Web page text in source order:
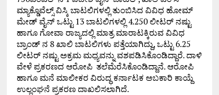
ಮ್ಯಾಕ್ಡೊವೆಲ್ಸ್ ವಿಸ್ಕಿ ಬಾಟಲಿಗಳಲ್ಲಿ ತುಂಬಿಸಿದ ವಿವಿಧ ಹೋಮ್
ಮೇಡ್ ವೈನ್ ಒಟ್ಟು 13 ಬಾಟಲಿಗಳಲ್ಲಿ 4.250 ಲೀಟರ್ ನಷ್ಟು
ಹಾಗೂ ಗೋವಾ ರಾಜ್ಯದಲ್ಲಿ ಮಾತ್ರ ಮಾರಾಟಕ್ಕಿರುವ ವಿವಿಧ
ಬ್ರಾಂಡ್ ನ 8 ಖಾಲಿ ಬಾಟಲಿಗಳು ಪತ್ತೆಯಾಗಿದ್ದು, ಒಟ್ಟು 6.25
ಲೀಟರ್ ನಷ್ಟು ಅಕ್ರಮ ಮಧ್ಯವನ್ನು ವಶಪಡಿಸಿಕೊಂಡಿದ್ದಾರೆ. ದಾಳಿ
ವೇಳೆ ಪ್ರಕರಣದ ಆರೋಪಿ ತಲೆಮೆರೆಸಿಕೊಂಡಿದ್ದಾನೆ. ಆರೋಪಿ
ಹಾಗೂ ಮನೆ ಮಾಲೀಕರ ವಿರುದ್ಧ ಕರ್ನಾಟಕ ಅಬಕಾರಿ ಕಾಯ್ದೆ
ಉಲ್ಲಂಘನೆ ಪ್ರಕರಣ ದಾಖಲಿಸಲಾಗಿದೆ.